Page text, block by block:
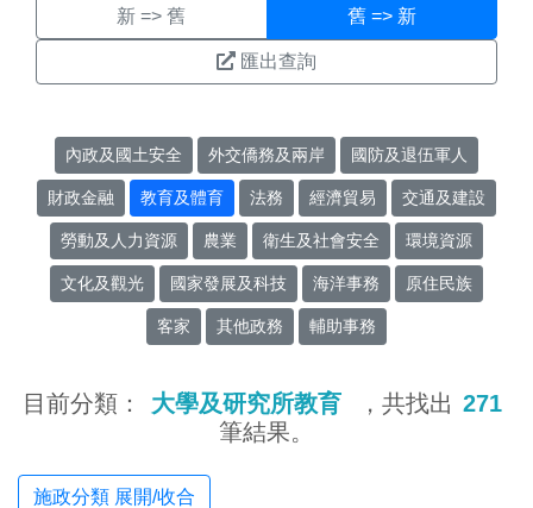
新 => 舊 舊 => 新
匯出查詢
內政及國土安全 外交僑務及兩岸 國防及退伍軍人
財政金融 教育及體育 法務 經濟貿易 交通及建設
勞動及人力資源 農業 衛生及社會安全 環境資源
文化及觀光 國家發展及科技 海洋事務 原住民族
客家 其他政務 輔助事務
目前分類： 大學及研究所教育 ，共找出 271
筆結果。
施政分類 展開/收合